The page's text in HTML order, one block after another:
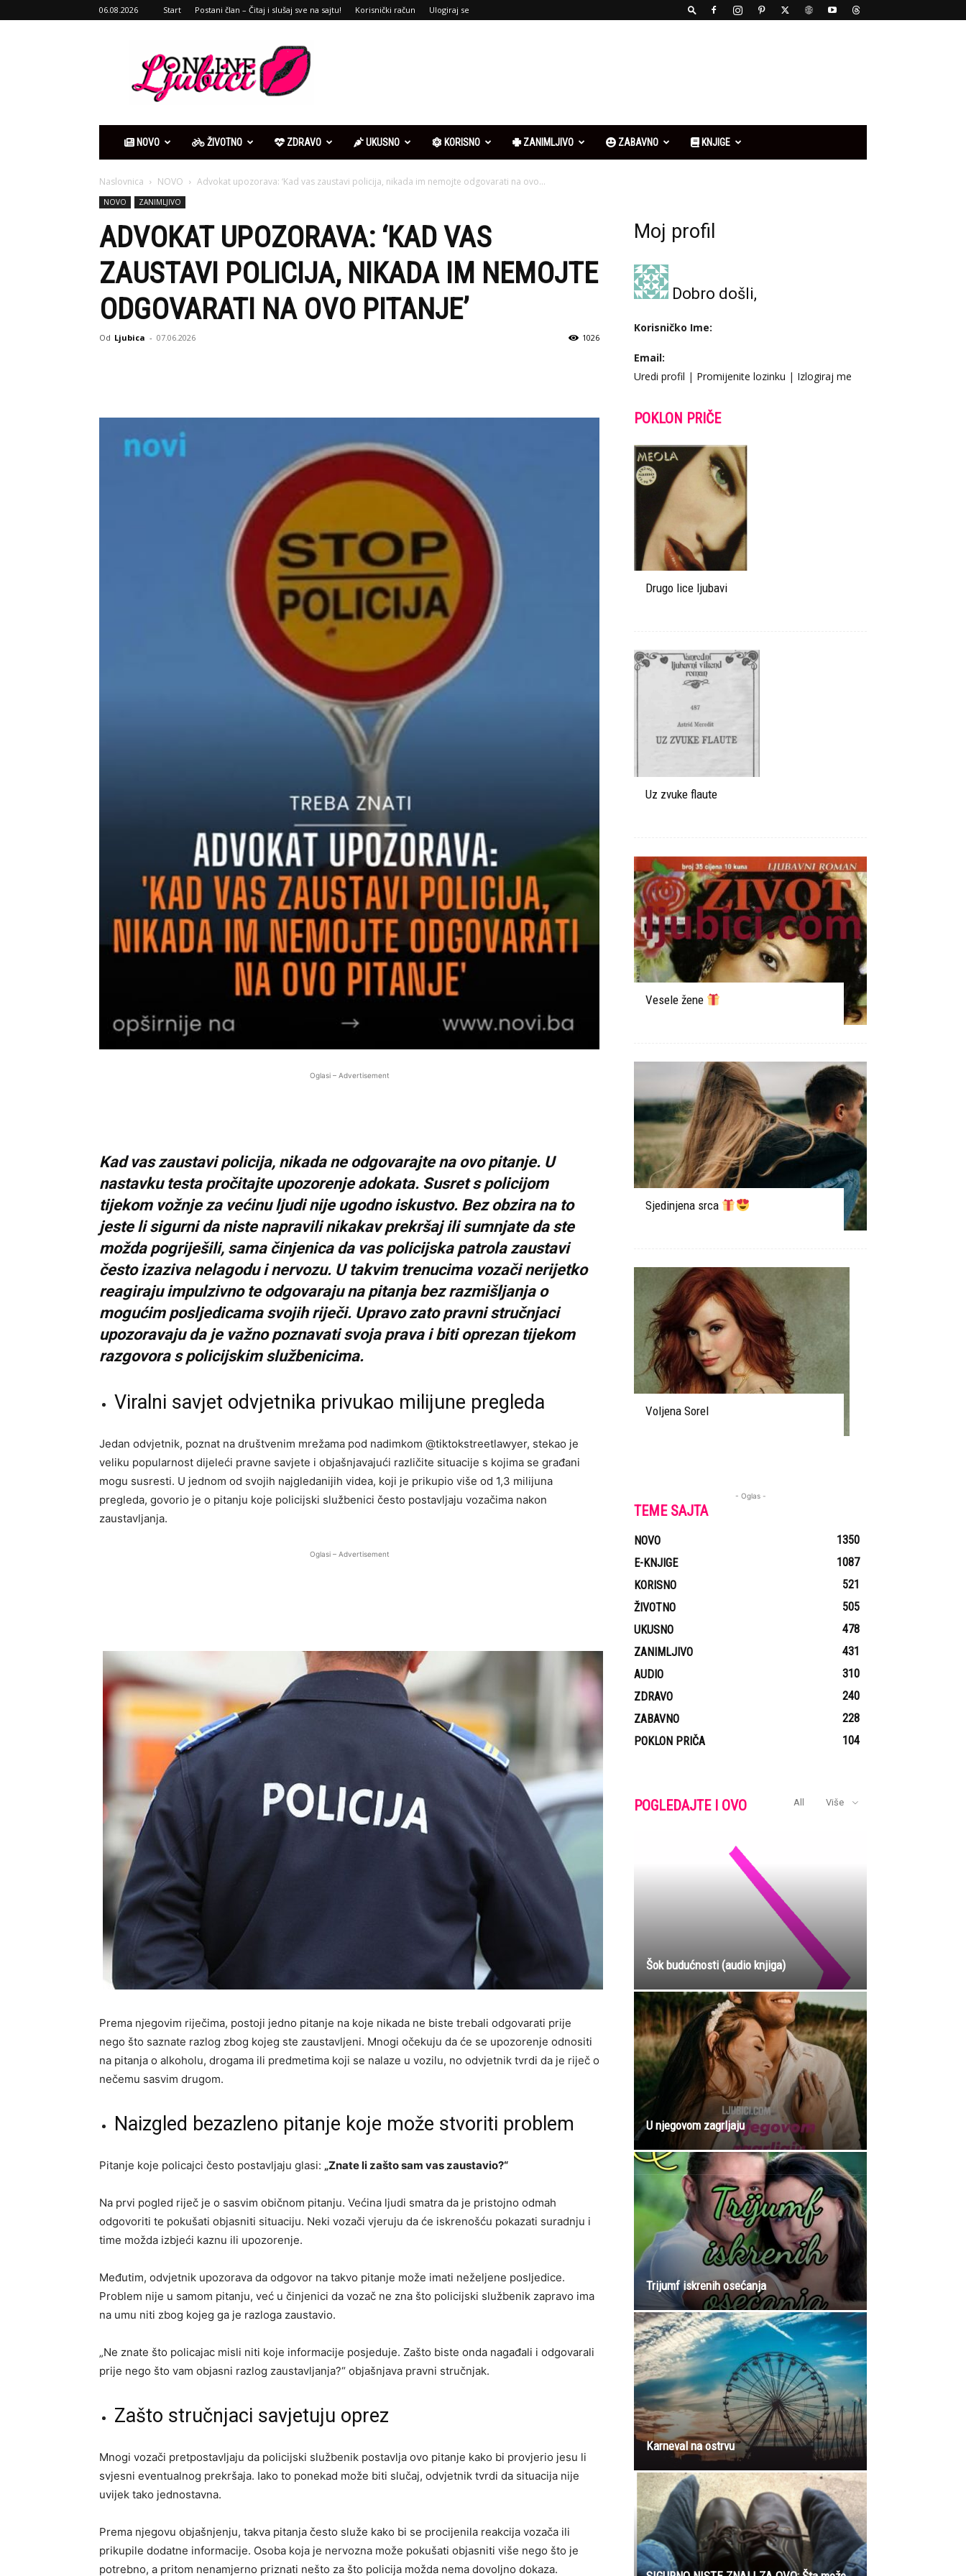
06.08.2026 Start Postani član – Čitaj i slušaj sve na sajtu! Korisnički račun Ulogiraj se
online
NOVO ŽIVOTNO ZDRAVO UKUSNO KORISNO ZANIMLJIVO ZABAVNO KNJIGE
Naslovnica NOVO Advokat upozorava: ‘Kad vas zaustavi policija, nikada im nemojte odgovarati na ovo...
NOVO ZANIMLJIVO
ADVOKAT UPOZORAVA: ‘KAD VAS
ZAUSTAVI POLICIJA, NIKADA IM NEMOJTE
ODGOVARATI NA OVO PITANJE’
Od Ljubica - 07.06.2026 1026
Oglasi – Advertisement
Kad vas zaustavi policija, nikada ne odgovarajte na ovo pitanje. U
nastavku testa pročitajte upozorenje adokata. Susret s policijom
tijekom vožnje za većinu ljudi nije ugodno iskustvo. Bez obzira na to
jeste li sigurni da niste napravili nikakav prekršaj ili sumnjate da ste
možda pogriješili, sama činjenica da vas policijska patrola zaustavi
često izaziva nelagodu i nervozu. U takvim trenucima vozači nerijetko
reagiraju impulzivno te odgovaraju na pitanja bez razmišljanja o
mogućim posljedicama svojih riječi. Upravo zato pravni stručnjaci
upozoravaju da je važno poznavati svoja prava i biti oprezan tijekom
razgovora s policijskim službenicima.
Viralni savjet odvjetnika privukao milijune pregleda
Jedan odvjetnik, poznat na društvenim mrežama pod nadimkom @tiktokstreetlawyer, stekao je
veliku popularnost dijeleći pravne savjete i objašnjavajući različite situacije s kojima se građani
mogu susresti. U jednom od svojih najgledanijih videa, koji je prikupio više od 1,3 milijuna
pregleda, govorio je o pitanju koje policijski službenici često postavljaju vozačima nakon
zaustavljanja.
Oglasi – Advertisement
Prema njegovim riječima, postoji jedno pitanje na koje nikada ne biste trebali odgovarati prije
nego što saznate razlog zbog kojeg ste zaustavljeni. Mnogi očekuju da će se upozorenje odnositi
na pitanja o alkoholu, drogama ili predmetima koji se nalaze u vozilu, no odvjetnik tvrdi da je riječ o
nečemu sasvim drugom.
Naizgled bezazleno pitanje koje može stvoriti problem
Pitanje koje policajci često postavljaju glasi: „Znate li zašto sam vas zaustavio?“
Na prvi pogled riječ je o sasvim običnom pitanju. Većina ljudi smatra da je pristojno odmah
odgovoriti te pokušati objasniti situaciju. Neki vozači vjeruju da će iskrenošću pokazati suradnju i
time možda izbjeći kaznu ili upozorenje.
Međutim, odvjetnik upozorava da odgovor na takvo pitanje može imati neželjene posljedice.
Problem nije u samom pitanju, već u činjenici da vozač ne zna što policijski službenik zapravo ima
na umu niti zbog kojeg ga je razloga zaustavio.
„Ne znate što policajac misli niti koje informacije posjeduje. Zašto biste onda nagađali i odgovarali
prije nego što vam objasni razlog zaustavljanja?“ objašnjava pravni stručnjak.
Zašto stručnjaci savjetuju oprez
Mnogi vozači pretpostavljaju da policijski službenik postavlja ovo pitanje kako bi provjerio jesu li
svjesni eventualnog prekršaja. Iako to ponekad može biti slučaj, odvjetnik tvrdi da situacija nije
uvijek tako jednostavna.
Prema njegovu objašnjenju, takva pitanja često služe kako bi se procijenila reakcija vozača ili
prikupile dodatne informacije. Osoba koja je nervozna može pokušati objasniti više nego što je
potrebno, a pritom nenamjerno priznati nešto za što policija možda nema dovoljno dokaza.
Moj profil
Dobro došli,
Korisničko Ime:
Email:
Uredi profil | Promijenite lozinku | Izlogiraj me
POKLON PRIČE
Drugo lice ljubavi
Uz zvuke flaute
Vesele žene
Sjedinjena srca
Voljena Sorel
- Oglas -
TEME SAJTA
NOVO
1350
E-KNJIGE
1087
KORISNO
521
ŽIVOTNO
505
UKUSNO
478
ZANIMLJIVO
431
AUDIO
310
ZDRAVO
240
ZABAVNO
228
POKLON PRIČA
104
POGLEDAJTE I OVO All Više
Šok budućnosti (audio knjiga)
U njegovom zagrljaju
Trijumf iskrenih osećanja
Karneval na ostrvu